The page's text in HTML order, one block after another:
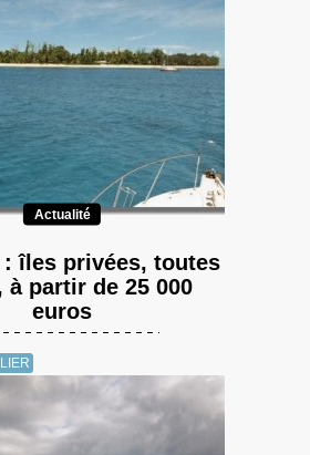
Actualité
: îles privées, toutes
à partir de 25 000
euros